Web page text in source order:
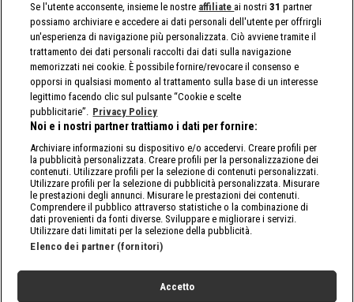
Se l'utente acconsente, insieme le nostre affiliate ai nostri31 partner
possiamo archiviare e accedere ai dati personali dell'utente per offrirgli
un'esperienza di navigazione più personalizzata. Ciò avviene tramite il
trattamento dei dati personali raccolti dai dati sulla navigazione
memorizzati nei cookie. È possibile fornire/revocare il consenso e
opporsi in qualsiasi momento al trattamento sulla base di un interesse
legittimo facendo clic sul pulsante “Cookie e scelte
pubblicitarie”. Privacy Policy
Noi e i nostri partner trattiamo i dati per fornire:
Archiviare informazioni su dispositivo e/o accedervi. Creare profili per
la pubblicità personalizzata. Creare profili per la personalizzazione dei
contenuti. Utilizzare profili per la selezione di contenuti personalizzati.
Utilizzare profili per la selezione di pubblicità personalizzata. Misurare
le prestazioni degli annunci. Misurare le prestazioni dei contenuti.
Comprendere il pubblico attraverso statistiche o la combinazione di
dati provenienti da fonti diverse. Sviluppare e migliorare i servizi.
Utilizzare dati limitati per la selezione della pubblicità.
Elenco dei partner (fornitori)
Accetto